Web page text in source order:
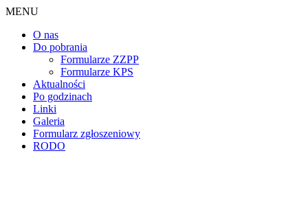
MENU
O nas
Do pobrania
Formularze ZZPP
Formularze KPS
Aktualności
Po godzinach
Linki
Galeria
Formularz zgłoszeniowy
RODO